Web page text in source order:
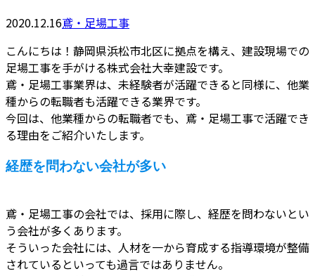
2020.12.16鳶・足場工事
こんにちは！静岡県浜松市北区に拠点を構え、建設現場での
足場工事を手がける株式会社大幸建設です。
鳶・足場工事業界は、未経験者が活躍できると同様に、他業
種からの転職者も活躍できる業界です。
今回は、他業種からの転職者でも、鳶・足場工事で活躍でき
る理由をご紹介いたします。
経歴を問わない会社が多い
鳶・足場工事の会社では、採用に際し、経歴を問わないとい
う会社が多くあります。
そういった会社には、人材を一から育成する指導環境が整備
されているといっても過言ではありません。